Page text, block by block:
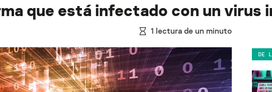
que está infectado con un virus
1 lectura de un minuto
DE